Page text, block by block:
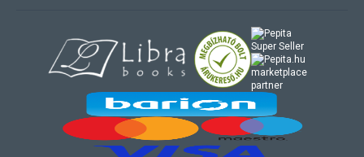
marketplace
partner